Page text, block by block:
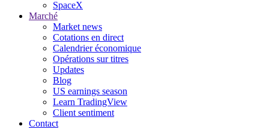
SpaceX
Marché
Market news
Cotations en direct
Calendrier économique
Opérations sur titres
Updates
Blog
US earnings season
Learn TradingView
Client sentiment
Contact